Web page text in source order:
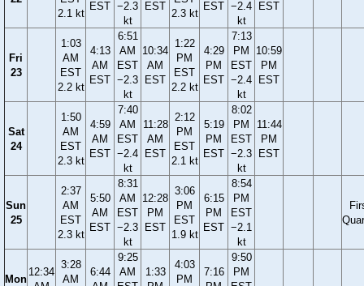
2.1 kt
EST −2.3
kt
EST
2.3 kt
EST −2.4
kt
EST
Fri
23
1:03
AM
EST
2.2 kt
4:13
AM
EST
6:51
AM
EST
−2.3
kt
10:34
AM
EST
1:22
PM
EST
2.2 kt
4:29
PM
EST
7:13
PM
EST
−2.4
kt
10:59
PM
EST
Sat
24
1:50
AM
EST
2.3 kt
4:59
AM
EST
7:40
AM
EST
−2.4
kt
11:28
AM
EST
2:12
PM
EST
2.1 kt
5:19
PM
EST
8:02
PM
EST
−2.3
kt
11:44
PM
EST
Sun
25
2:37
AM
EST
2.3 kt
5:50
AM
EST
8:31
AM
EST
−2.3
kt
12:28
PM
EST
3:06
PM
EST
1.9 kt
6:15
PM
EST
8:54
PM
EST
−2.1
kt
Mon
12:34
3:28
AM
6:44
9:25
AM
1:33
4:03
PM
7:16
9:50
PM